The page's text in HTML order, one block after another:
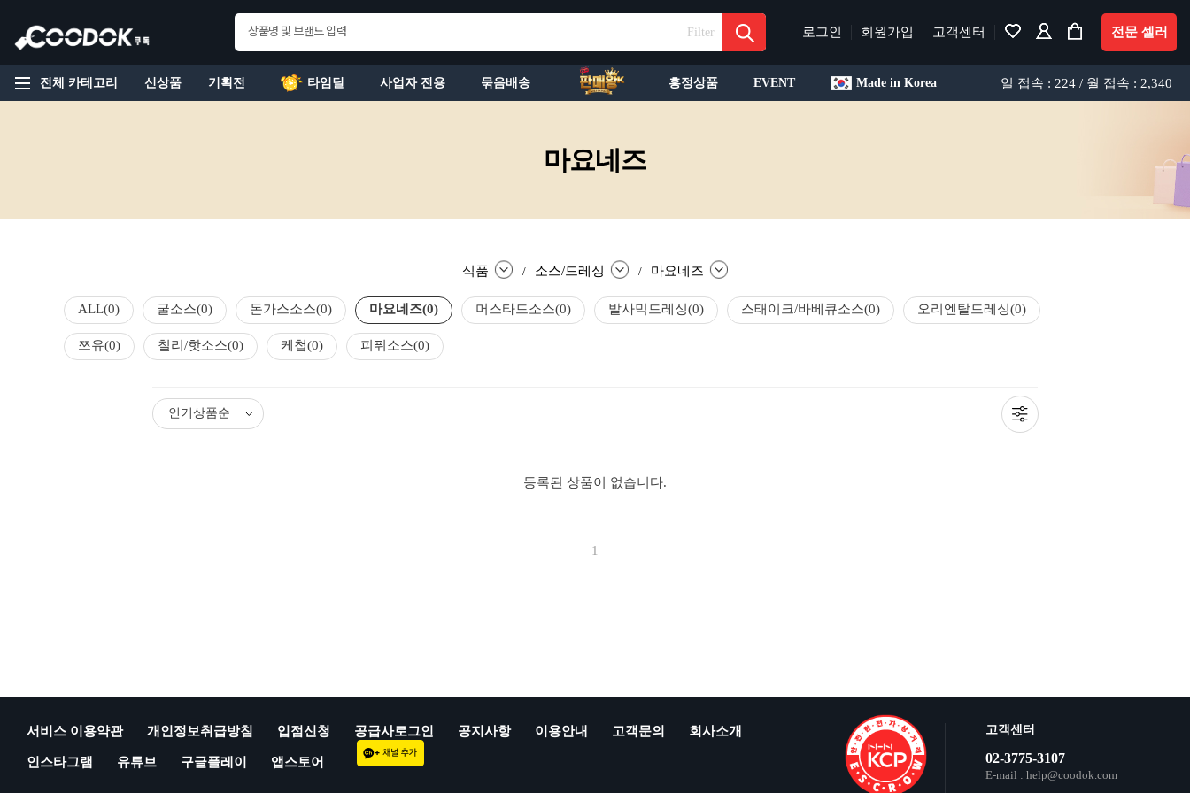
Filter 로그인 회원가입 고객센터 전문 셀러
전체 카테고리 신상품 기획전 타임딜 사업자 전용 묶음배송 흥정상품 EVENT Made in Korea 일 접속 : 224 / 월 접속 : 2,340
마요네즈
식품 / 소스/드레싱 / 마요네즈
ALL(0) 굴소스(0) 돈가스소스(0) 마요네즈(0) 머스타드소스(0) 발사믹드레싱(0) 스태이크/바베큐소스(0) 오리엔탈드레싱(0)
쯔유(0) 칠리/핫소스(0) 케첩(0) 피퓌소스(0)
등록된 상품이 없습니다.
1
서비스 이용약관 개인정보취급방침 입점신청 공급사로그인 공지사항 이용안내 고객문의 회사소개
인스타그램 유튜브 구글플레이 앱스토어
고객센터
02-3775-3107
E-mail : help@coodok.com